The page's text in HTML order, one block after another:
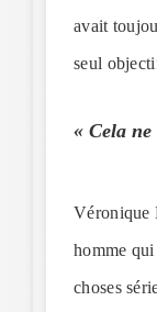
avait
seul
« Cela
Véronique
homme
choses